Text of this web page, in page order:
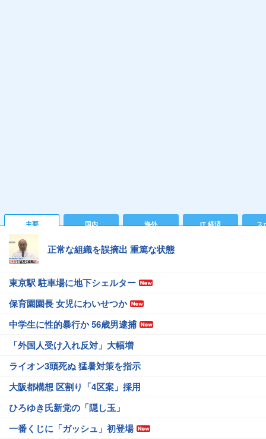
主要 国内 海外 IT 経済 ス
正常な組織を誤摘出 重篤な状態
東京駅 駐車場に地下シェルター
保育園園長 女児にわいせつか
中学生に性的暴行か 56歳男逮捕
「外国人受け入れ反対」大幅増
ライオン3頭死ぬ 猛暑対策を指示
大阪都構想 区割り「4区案」採用
ひろゆき氏新党の「隠し玉」
一番くじに「ガッシュ」初登場